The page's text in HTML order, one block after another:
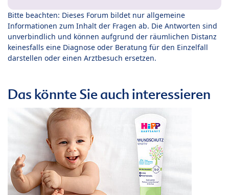
Bitte beachten: Dieses Forum bildet nur allgemeine
Informationen zum Inhalt der Fragen ab. Die Antworten sind
unverbindlich und können aufgrund der räumlichen Distanz
keinesfalls eine Diagnose oder Beratung für den Einzelfall
darstellen oder einen Arztbesuch ersetzen.
Das könnte Sie auch interessieren